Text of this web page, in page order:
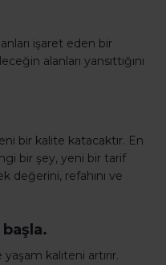
işaret eden bir
alanları yansıttığını
bir kalite katacaktır. En
bir şey, yeni bir tarif
değerini, refahını ve
kaliteni artırır.